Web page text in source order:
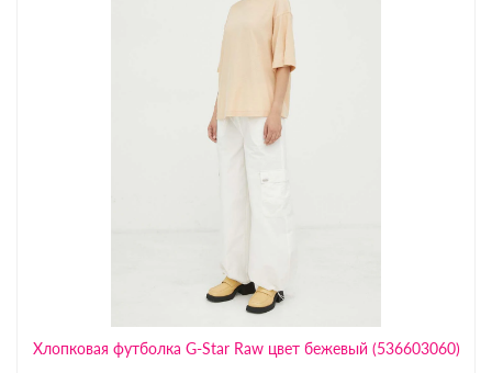
Хлопковая футболка G-Star Raw цвет бежевый (536603060)